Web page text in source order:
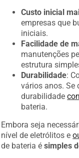
Custo inicial
empresas que
iniciais.
Facilidade de
manutenções
estrutura
Durabilidade:
vários anos. Se
durabilidade
bateria.
Embora seja
nível de eletrólitos e
de bateria ésimples